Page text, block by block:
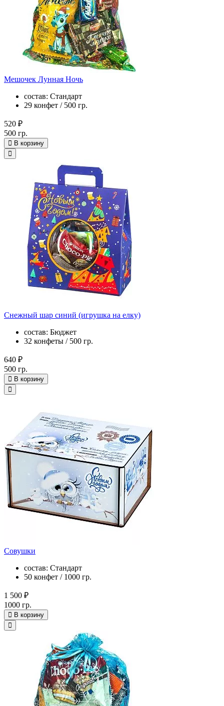
Мешочек Лунная Ночь
состав: Стандарт
29 конфет / 500 гр.
520 ₽
500 гр.
В корзину
Снежный шар синий (игрушка на елку)
состав: Бюджет
32 конфеты / 500 гр.
640 ₽
500 гр.
В корзину
Совушки
состав: Стандарт
50 конфет / 1000 гр.
1 500 ₽
1000 гр.
В корзину